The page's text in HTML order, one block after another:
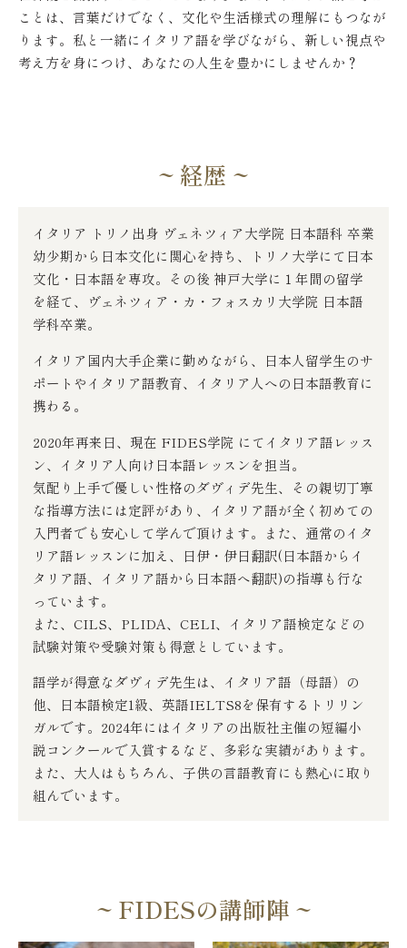
ことは、言葉だけでなく、文化や生活様式の理解にもつなが
ります。私と一緒にイタリア語を学びながら、新しい視点や
考え方を身につけ、あなたの人生を豊かにしませんか？
~ 経歴 ~
イタリア トリノ出身 ヴェネツィア大学院 日本語科 卒業
幼少期から日本文化に関心を持ち、トリノ大学にて日本
文化・日本語を専攻。その後 神戸大学に１年間の留学
を経て、ヴェネツィア・カ・フォスカリ大学院 日本語
学科卒業。
イタリア国内大手企業に勤めながら、日本人留学生のサ
ポートやイタリア語教育、イタリア人への日本語教育に
携わる。
2020年再来日、現在 FIDES学院 にてイタリア語レッス
ン、イタリア人向け日本語レッスンを担当。
気配り上手で優しい性格のダヴィデ先生、その親切丁寧
な指導方法には定評があり、イタリア語が全く初めての
入門者でも安心して学んで頂けます。また、通常のイタ
リア語レッスンに加え、日伊・伊日翻訳(日本語からイ
タリア語、イタリア語から日本語へ翻訳)の指導も行な
っています。
また、CILS、PLIDA、CELI、イタリア語検定などの
試験対策や受験対策も得意としています。
語学が得意なダヴィデ先生は、イタリア語（母語）の
他、日本語検定1級、英語IELTS8を保有するトリリン
ガルです。2024年にはイタリアの出版社主催の短編小
説コンクールで入賞するなど、多彩な実績があります。
また、大人はもちろん、子供の言語教育にも熱心に取り
組んでいます。
~ FIDESの講師陣 ~